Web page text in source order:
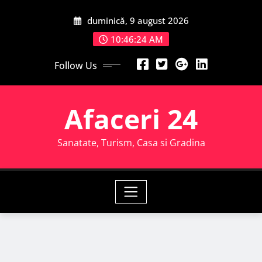
duminică, 9 august 2026
10:46:26 AM
Follow Us
Afaceri 24
Sanatate, Turism, Casa si Gradina